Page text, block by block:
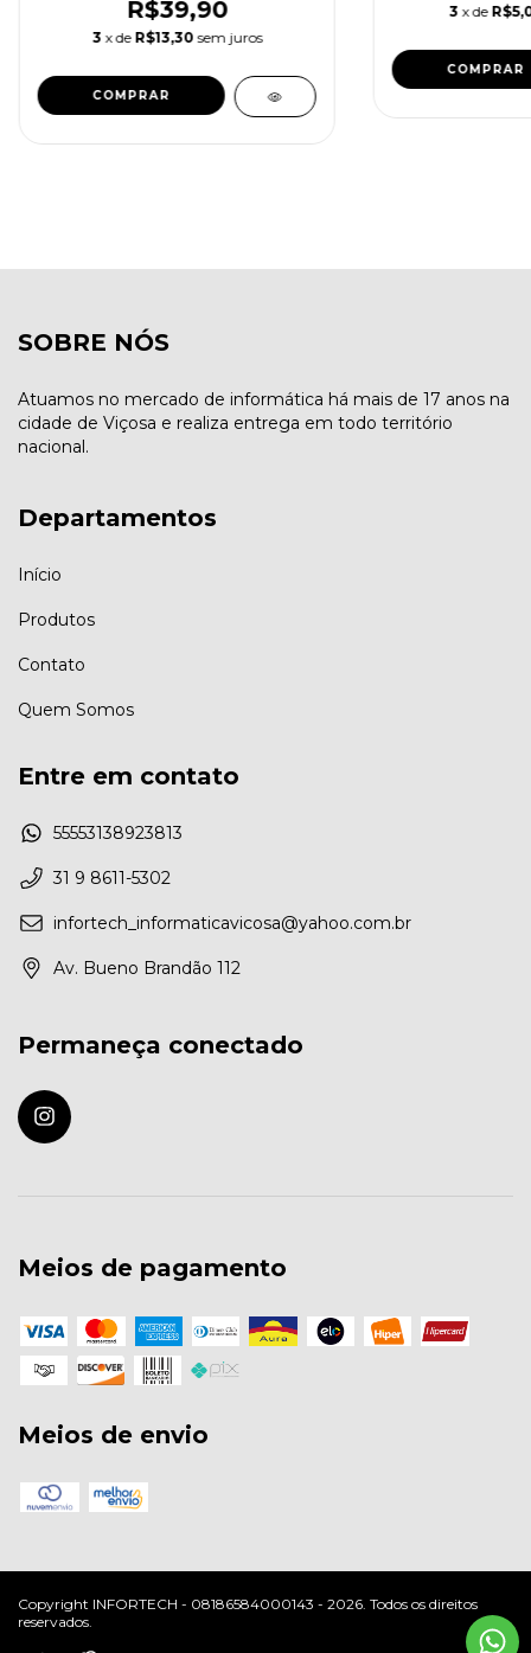
R$39,90
3 x de R$13,30 sem juros
3 x de
SOBRE NÓS
Atuamos no mercado de informática há mais de 17 anos na
cidade de Viçosa e realiza entrega em todo território
nacional.
Departamentos
Início
Produtos
Contato
Quem Somos
Entre em contato
55553138923813
31 9 8611-5302
infortech_informaticavicosa@yahoo.com.br
Av. Bueno Brandão 112
Permaneça conectado
Meios de pagamento
Meios de envio
Copyright INFORTECH - 08186584000143 - 2026. Todos os direitos
reservados.